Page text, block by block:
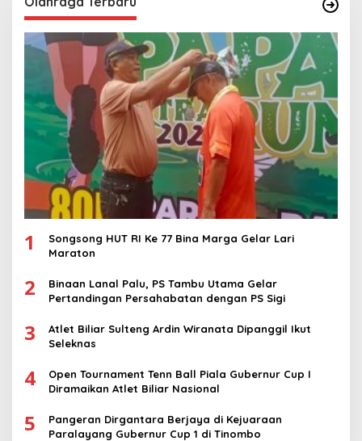
1
Songsong HUT RI Ke 77 Bina Marga Gelar Lari
Maraton
2
Binaan Lanal Palu, PS Tambu Utama Gelar
Pertandingan Persahabatan dengan PS Sigi
3
Atlet Biliar Sulteng Ardin Wiranata Dipanggil Ikut
Seleknas
4
Open Tournament Tenn Ball Piala Gubernur Cup I
Diramaikan Atlet Biliar Nasional
5
Pangeran Dirgantara Berjaya di Kejuaraan
Paralayang Gubernur Cup 1 di Tinombo